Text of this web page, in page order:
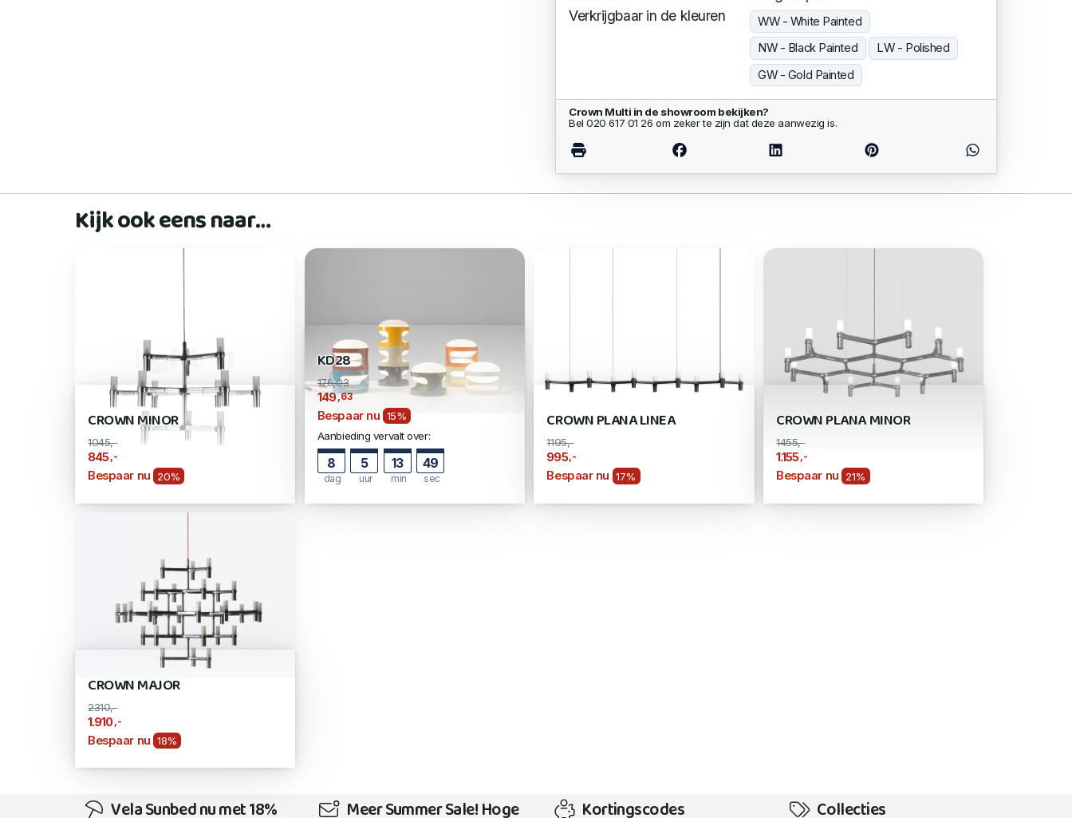
Verkrijgbaar in de kleuren
WW - White Painted
NW - Black Painted
LW - Polished
GW - Gold Painted
Crown Multi in de showroom bekijken?
Bel 020 617 01 26 om zeker te zijn dat deze aanwezig is.
Kijk ook eens naar…
CROWN MINOR
1045,-
845,-
Bespaar nu 20%
KD28
176,03
149,63
Bespaar nu 15%
Aanbieding vervalt over:
8
dag
5
uur
13
min
48
sec
CROWN PLANA LINEA
1195,-
995,-
Bespaar nu 17%
CROWN PLANA MINOR
1455,-
1.155,-
Bespaar nu 21%
CROWN MAJOR
2310,-
1.910 ,-
Bespaar nu 18%
Vela Sunbed nu met 18% Meer Summer Sale! Hoge Kortingscodes Collecties